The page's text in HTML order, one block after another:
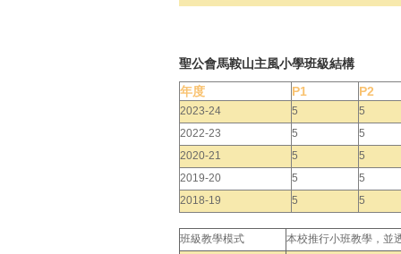
聖公會馬鞍山主風小學班級結構
年度
P1 P2
2023-24 5
5
2022-23
5
5
2020-21
5
5
2019-20
5
5
2018-19
5 5
班級教學模式
本校推行小班教學，並